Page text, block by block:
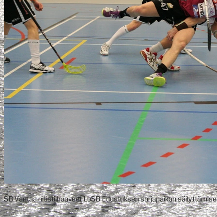
SB Vantaa nitisti haaveet LoSB Edustuksen sarjapaikan